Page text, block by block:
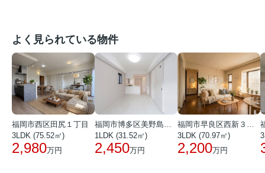
よく見られている物件
福岡市西区田尻１丁目
3LDK (75.52㎡)
2,980万円
1LDK (31.52㎡)
2,450万円
3LDK (70.97㎡)
2,200万円